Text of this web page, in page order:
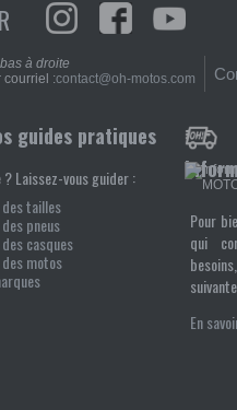
à droite
courriel :contact@oh-motos.com
guides pratiques
? Laissez-vous guider :
des tailles
pneus
casques
motos
Pour
qui
En